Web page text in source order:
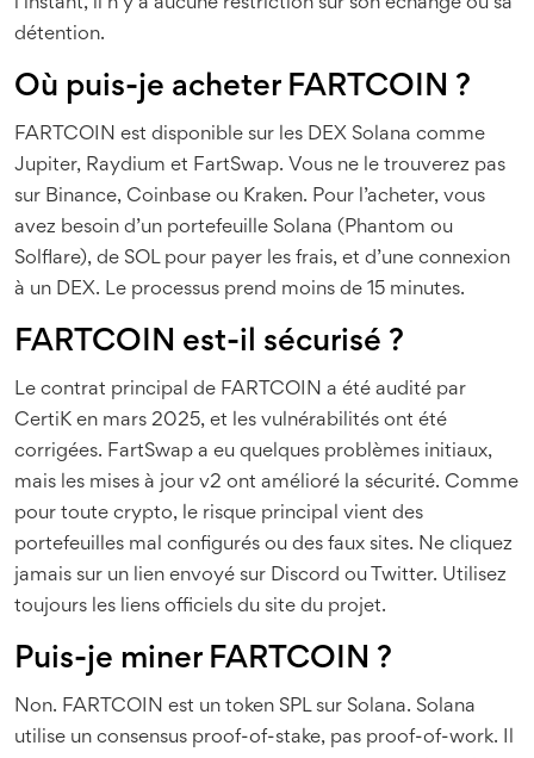
l’instant, il n’y a aucune restriction sur son échange ou sa
détention.
Où puis-je acheter FARTCOIN ?
FARTCOIN est disponible sur les DEX Solana comme
Jupiter, Raydium et FartSwap. Vous ne le trouverez pas
sur Binance, Coinbase ou Kraken. Pour l’acheter, vous
avez besoin d’un portefeuille Solana (Phantom ou
Solflare), de SOL pour payer les frais, et d’une connexion
à un DEX. Le processus prend moins de 15 minutes.
FARTCOIN est-il sécurisé ?
Le contrat principal de FARTCOIN a été audité par
CertiK en mars 2025, et les vulnérabilités ont été
corrigées. FartSwap a eu quelques problèmes initiaux,
mais les mises à jour v2 ont amélioré la sécurité. Comme
pour toute crypto, le risque principal vient des
portefeuilles mal configurés ou des faux sites. Ne cliquez
jamais sur un lien envoyé sur Discord ou Twitter. Utilisez
toujours les liens officiels du site du projet.
Puis-je miner FARTCOIN ?
Non. FARTCOIN est un token SPL sur Solana. Solana
utilise un consensus proof-of-stake, pas proof-of-work. Il